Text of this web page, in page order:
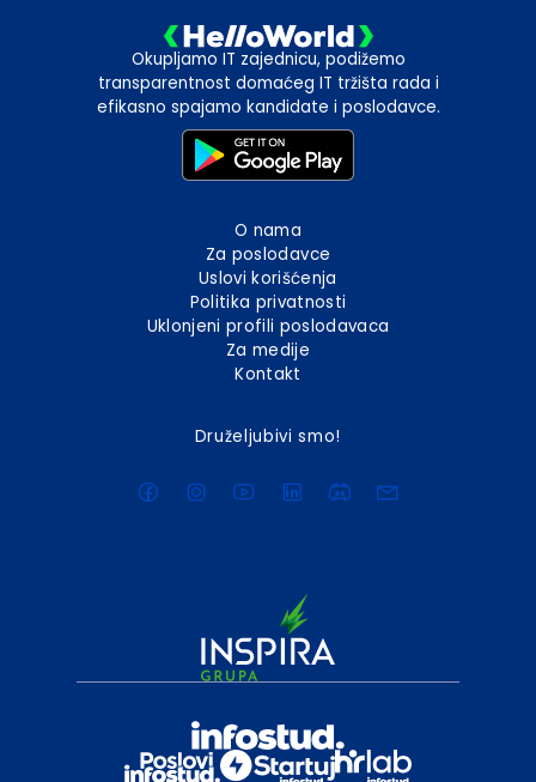
Okupljamo IT zajednicu, podižemo
transparentnost domaćeg IT tržišta rada i
efikasno spajamo kandidate i poslodavce.
O nama
Za poslodavce
Uslovi korišćenja
Politika privatnosti
Uklonjeni profili poslodavaca
Za medije
Kontakt
Druželjubivi smo!